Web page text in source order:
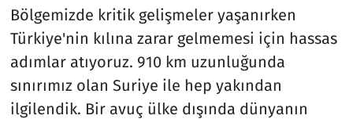
Bölgemizde kritik gelişmeler yaşanırken
Türkiye'nin kılına zarar gelmemesi için hassas
adımlar atıyoruz. 910 km uzunluğunda
sınırımız olan Suriye ile hep yakından
ilgilendik. Bir avuç ülke dışında dünyanın